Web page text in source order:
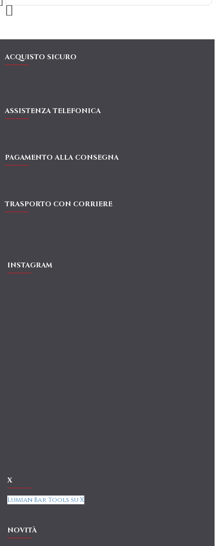
ACQUISTO SICURO
ASSISTENZA TELEFONICA
PAGAMENTO ALLA CONSEGNA
TRASPORTO CON CORRIERE
INSTAGRAM
X
Lumian Bar Tools su X
NOVITÀ